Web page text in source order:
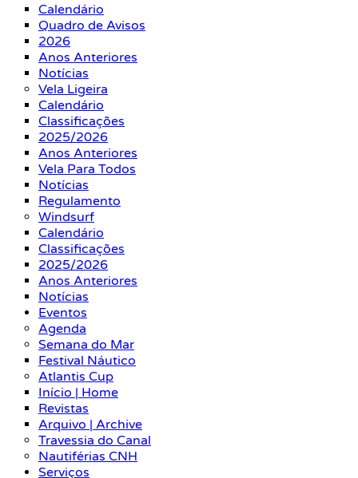
Calendário
Quadro de Avisos
2026
Anos Anteriores
Notícias
Vela Ligeira
Calendário
Classificações
2025/2026
Anos Anteriores
Vela Para Todos
Notícias
Regulamento
Windsurf
Calendário
Classificações
2025/2026
Anos Anteriores
Notícias
Eventos
Agenda
Semana do Mar
Festival Náutico
Atlantis Cup
Início | Home
Revistas
Arquivo | Archive
Travessia do Canal
Nautiférias CNH
Serviços